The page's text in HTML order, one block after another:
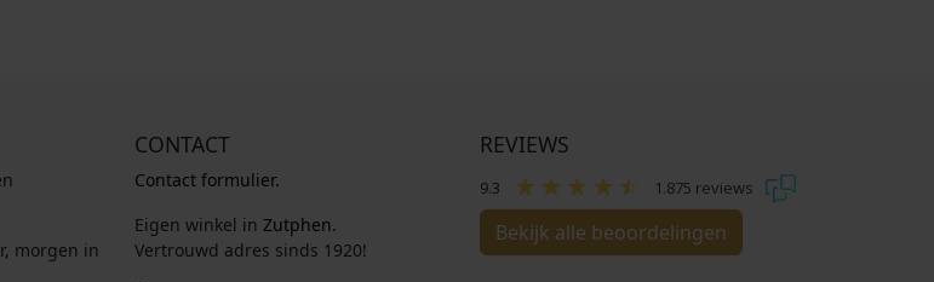
morgen in
CONTACT
Contact formulier.
Eigen winkel in Zutphen.
Vertrouwd adres sinds 1920!
REVIEWS
9.3 1.875 reviews
Bekijk alle beoordelingen